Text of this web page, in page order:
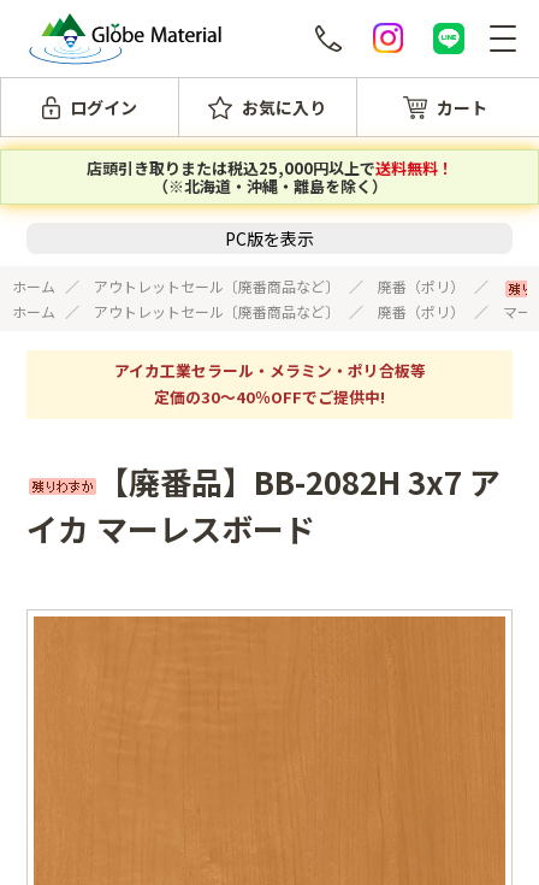
ログイン お気に入り カート
店頭引き取りまたは税込25,000円以上で送料無料！
（※北海道・沖縄・離島を除く）
PC版を表示
ホーム アウトレットセール〔廃番商品など〕
廃番（ポリ）
ホーム
アウトレットセール〔廃番商品など〕 廃番（ポリ） マー
アイカ工業セラール・メラミン・ポリ合板等
定価の30～40％OFFでご提供中!
【廃番品】BB-2082H 3x7 ア
イカ マーレスボード